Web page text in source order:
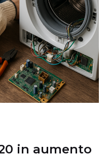
in aumento